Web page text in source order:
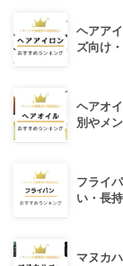
ヘアア
ズ向け
ヘアオ
別やメ
フライ
い・長
マヌカ